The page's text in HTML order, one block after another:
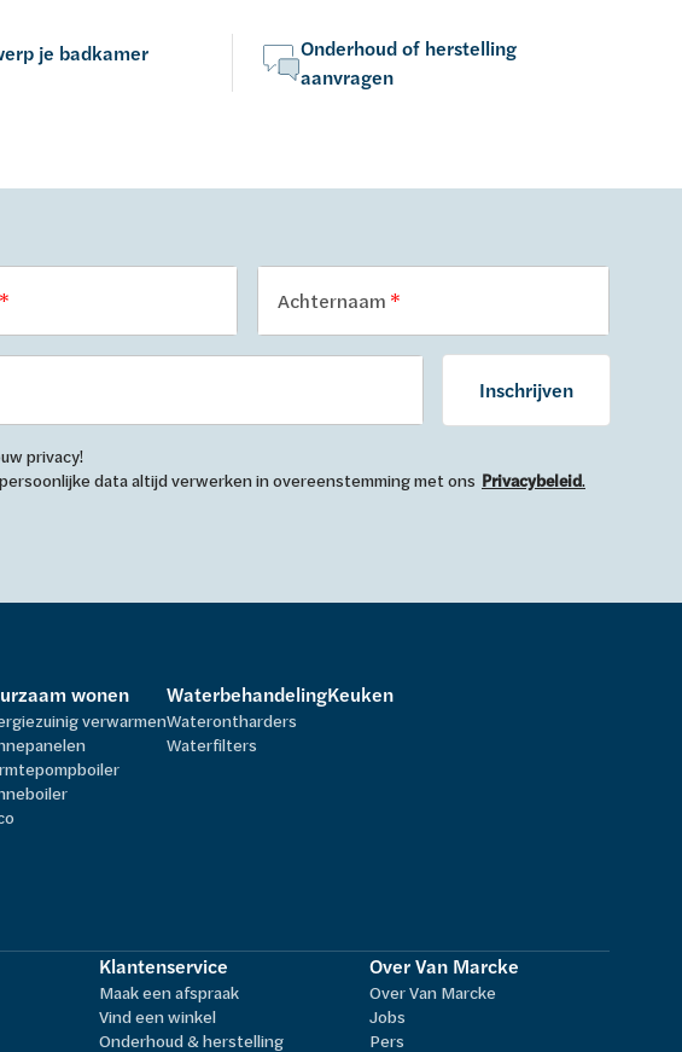
je badkamer
Onderhoud of herstelling
aanvragen
Achternaam
Inschrijven
privacy!
data altijd verwerken in overeenstemming met ons Privacybeleid.
wonen
verwarmen
Waterbehandeling
Waterontharders
Waterfilters
Keuken
Klantenservice
Maak een afspraak
Vind een winkel
Onderhoud & herstelling
Over Van Marcke
Over Van Marcke
Jobs
Pers